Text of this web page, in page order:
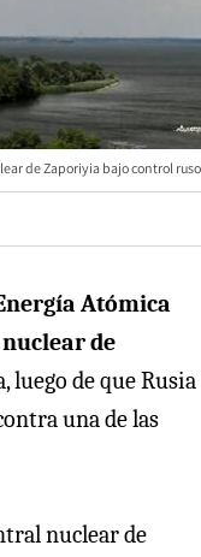
de Zaporiyia bajo control ruso
Atómica
de
luego de que Rusia
una de las
nuclear de